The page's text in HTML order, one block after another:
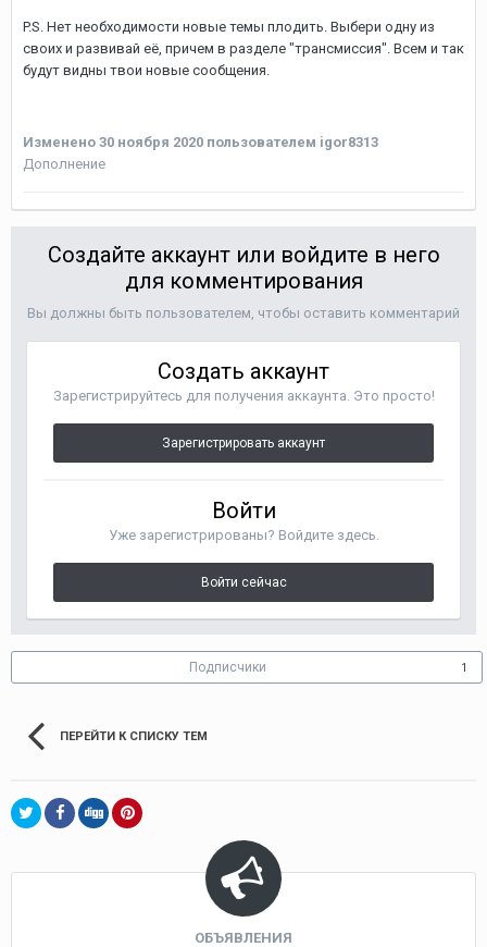
P.S. Нет необходимости новые темы плодить. Выбери одну из
своих и развивай её, причем в разделе "трансмиссия". Всем и так
будут видны твои новые сообщения.
Изменено 30 ноября 2020 пользователем igor8313
Дополнение
Создайте аккаунт или войдите в него
для комментирования
Вы должны быть пользователем, чтобы оставить комментарий
Создать аккаунт
Зарегистрируйтесь для получения аккаунта. Это просто!
Зарегистрировать аккаунт
Войти
Уже зарегистрированы? Войдите здесь.
Войти сейчас
Подписчики 1
ПЕРЕЙТИ К СПИСКУ ТЕМ
ОБЪЯВЛЕНИЯ